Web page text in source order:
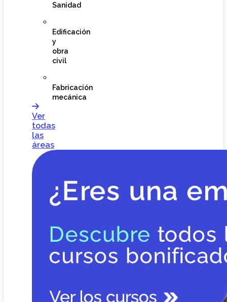
Sanidad
Edificación
y
obra
civil
Fabricación
mecánica
Ver
todas
las
áreas